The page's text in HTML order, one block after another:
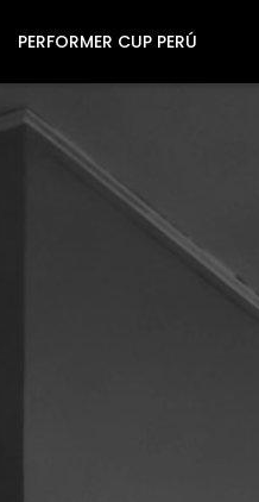
PERFORMER CUP PERÚ